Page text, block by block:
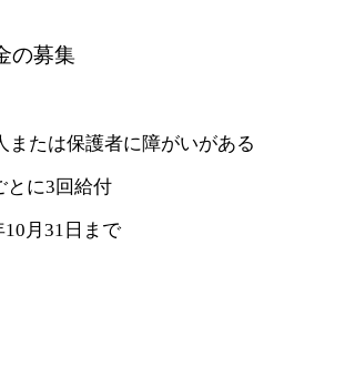
の募集
たは保護者に障がいがある
に3回給付
月31日まで